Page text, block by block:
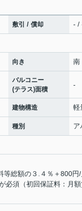
敷引 / 償却 - /
向き 南
バルコニー
(テラス)面積
-
建物構造 軽
種別 ア
等総額の３.４％＋800
必須（初回保証料：月